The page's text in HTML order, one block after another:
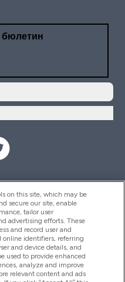
бюлетин
on this site, which may be
secure our site, enable
tailor user
advertising efforts. These
and record user and
online identifiers, referring
and device details, and
used to provide enhanced
analyze and improve
relevant content and ads